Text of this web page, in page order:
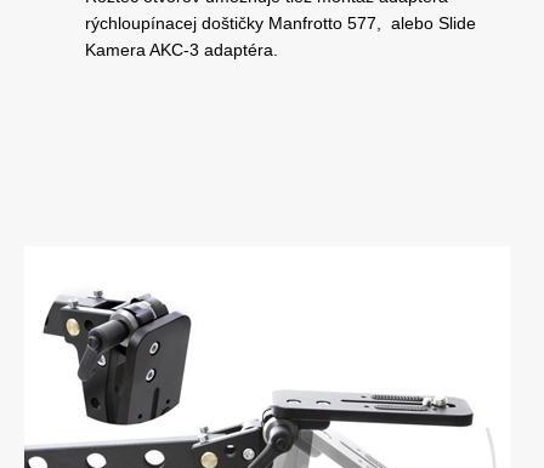
rýchloupínacej doštičky Manfrotto 577, alebo Slide
Kamera AKC-3 adaptéra.